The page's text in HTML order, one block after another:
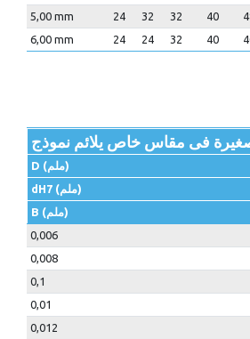
5,00 mm
24 32 32 40
6,00 mm
24 24 32 40
D (ملم)
dH7 (ملم)
B (ملم)
0,006
0,008
0,1
0,01
0,012